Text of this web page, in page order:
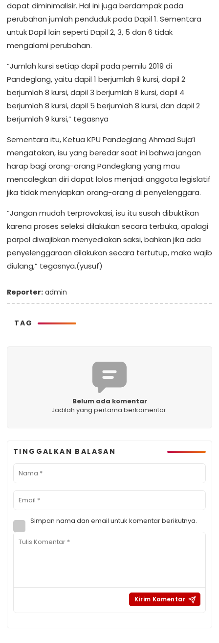
dapat diminimalisir. Hal ini juga berdampak pada
perubahan jumlah penduduk pada Dapil 1. Sementara
untuk Dapil lain seperti Dapil 2, 3, 5 dan 6 tidak
mengalami perubahan.
“Jumlah kursi setiap dapil pada pemilu 2019 di
Pandeglang, yaitu dapil 1 berjumlah 9 kursi, dapil 2
berjumlah 8 kursi, dapil 3 berjumlah 8 kursi, dapil 4
berjumlah 8 kursi, dapil 5 berjumlah 8 kursi, dan dapil 2
berjumlah 9 kursi,” tegasnya
Sementara itu, Ketua KPU Pandeglang Ahmad Suja’i
mengatakan, isu yang beredar saat ini bahwa jangan
harap bagi orang-orang Pandeglang yang mau
mencalegkan diri dapat lolos menjadi anggota legislatif
jika tidak menyiapkan orang-orang di penyelenggara.
“Jangan mudah terprovokasi, isu itu susah dibuktikan
karena proses seleksi dilakukan secara terbuka, apalagi
parpol diwajibkan menyediakan saksi, bahkan jika ada
penyelenggaraan dilakukan secara tertutup, maka wajib
diulang,” tegasnya.(yusuf)
Reporter: admin
TAG
Belum ada komentar
Jadilah yang pertama berkomentar.
TINGGALKAN BALASAN
Simpan nama dan email untuk komentar berikutnya.